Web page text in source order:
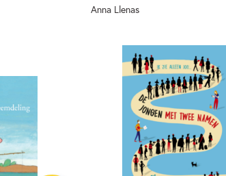
Anna Llenas